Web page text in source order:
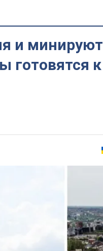
и минируют
готовятся к